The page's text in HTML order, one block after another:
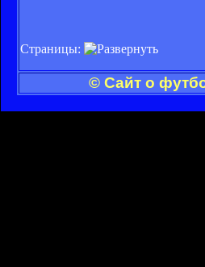
Страницы:
© Сайт о